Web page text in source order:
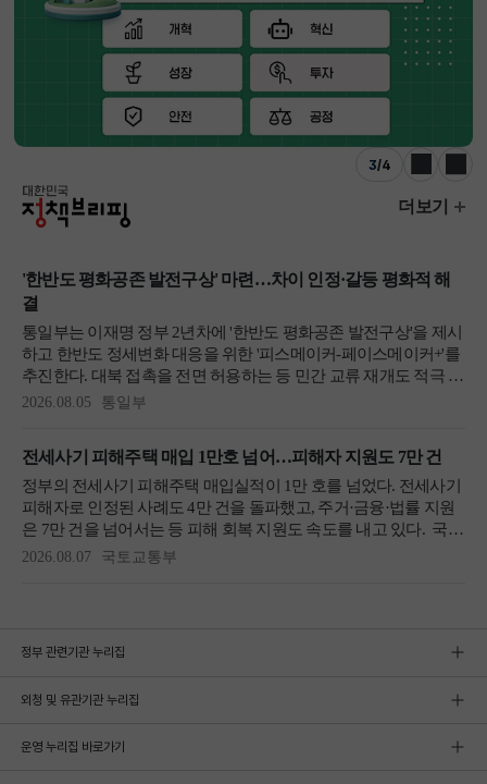
3/4
이전 다음
정부 관련기관 누리집
외청 및 유관기관 누리집
운영 누리집 바로가기